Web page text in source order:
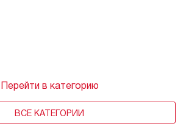
Перейти в категорию
ВСЕ КАТЕГОРИИ